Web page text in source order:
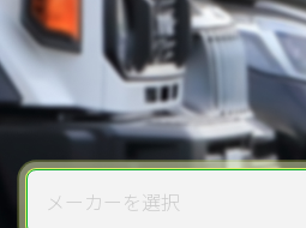
ご依頼い
メーカーを選択